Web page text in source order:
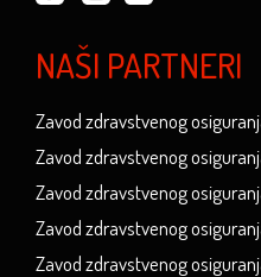
NAŠI PARTNERI
Zavod zdravstvenog
Zavod zdravstvenog
Zavod zdravstvenog
Zavod zdravstvenog
Zavod zdravstvenog